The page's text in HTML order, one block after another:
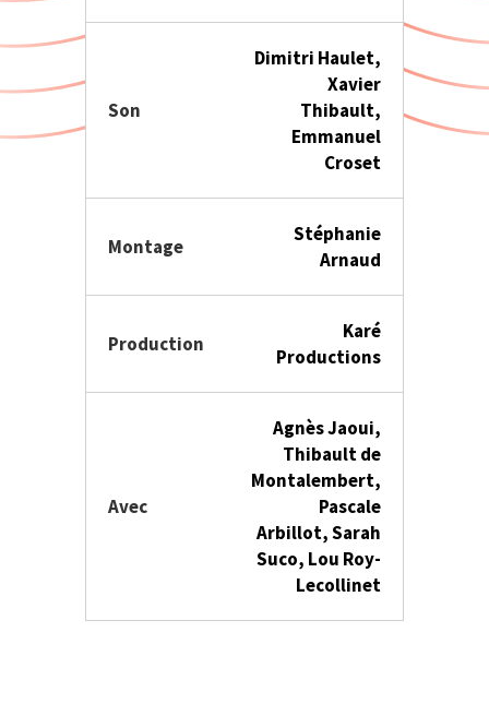
Son
Dimitri Haulet,
Xavier
Thibault,
Emmanuel
Croset
Montage
Stéphanie
Arnaud
Production
Karé
Productions
Avec
Agnès Jaoui,
Thibault de
Montalembert,
Pascale
Arbillot, Sarah
Suco, Lou Roy-
Lecollinet